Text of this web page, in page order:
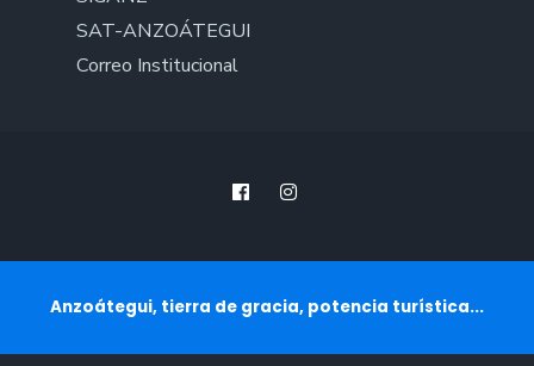
SAT-ANZOÁTEGUI
Correo Institucional
Anzoátegui, tierra de gracia, potencia turística...